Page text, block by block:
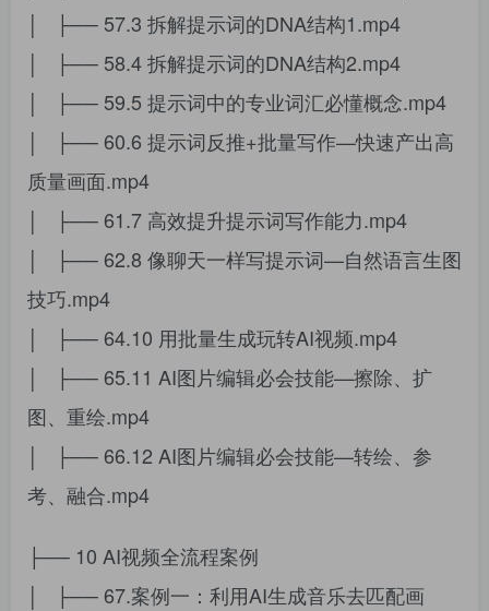
│ ├── 57.3 拆解提示词的DNA结构1.mp4
│ ├── 58.4 拆解提示词的DNA结构2.mp4
│ ├── 59.5 提示词中的专业词汇必懂概念.mp4
│ ├── 60.6 提示词反推+批量写作—快速产出高
质量画面.mp4
│ ├── 61.7 高效提升提示词写作能力.mp4
│ ├── 62.8 像聊天一样写提示词—自然语言生图
技巧.mp4
│ ├── 64.10 用批量生成玩转AI视频.mp4
│ ├── 65.11 AI图片编辑必会技能—擦除、扩
图、重绘.mp4
│ ├── 66.12 AI图片编辑必会技能—转绘、参
考、融合.mp4
├── 10 AI视频全流程案例
│ ├── 67.案例一：利用AI生成音乐去匹配画